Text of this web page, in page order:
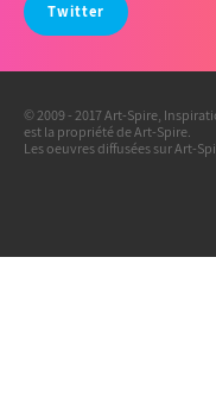
Twitter
© 2009 - 2017 Art-Spire,
est la propriété de Art-Spire.
Les oeuvres diffusées sur Art-